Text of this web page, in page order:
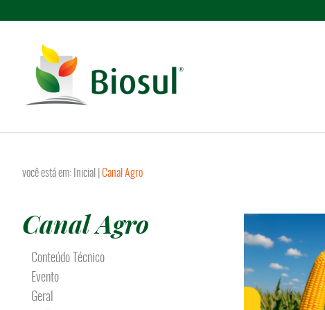
você está em: Inicial Canal Agro
Canal Agro
Conteúdo Técnico
Evento
Geral